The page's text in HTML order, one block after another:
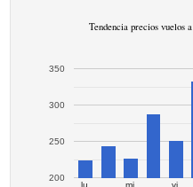
Tendencia precios vuelos
lu. mi. vi.
200
250
300
350